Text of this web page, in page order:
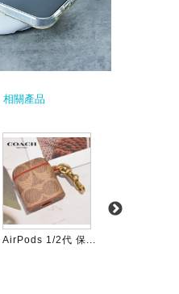
相關產品
AirPods 1/2代 保...